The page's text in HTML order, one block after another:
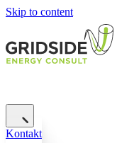
Skip to content
Kontakt